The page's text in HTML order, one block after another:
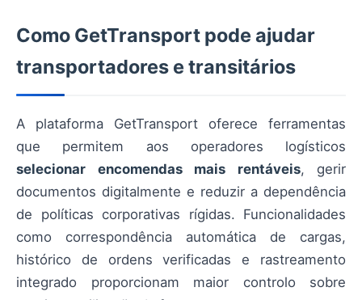
Como GetTransport pode ajudar
transportadores e transitários
A plataforma GetTransport oferece ferramentas
que permitem aos operadores logísticos
selecionar encomendas mais rentáveis, gerir
documentos digitalmente e reduzir a dependência
de políticas corporativas rígidas. Funcionalidades
como correspondência automática de cargas,
histórico de ordens verificadas e rastreamento
integrado proporcionam maior controlo sobre